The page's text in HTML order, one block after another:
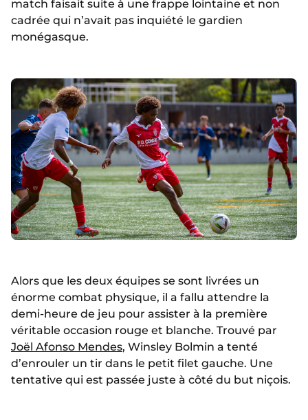
match faisait suite à une frappe lointaine et non
cadrée qui n’avait pas inquiété le gardien
monégasque.
Alors que les deux équipes se sont livrées un
énorme combat physique, il a fallu attendre la
demi-heure de jeu pour assister à la première
véritable occasion rouge et blanche. Trouvé par
Joël Afonso Mendes, Winsley Bolmin a tenté
d’enrouler un tir dans le petit filet gauche. Une
tentative qui est passée juste à côté du but niçois.